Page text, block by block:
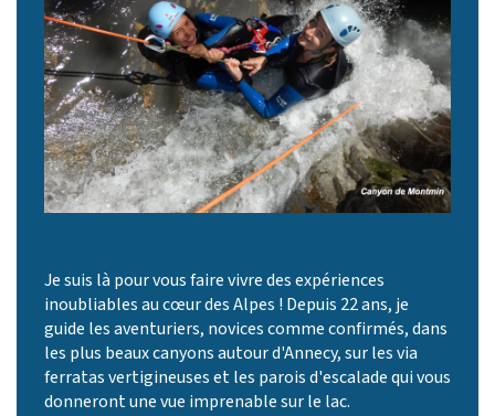
Je suis là pour vous faire vivre des expériences
inoubliables au cœur des Alpes ! Depuis 22 ans, je
guide les aventuriers, novices comme confirmés, dans
les plus beaux canyons autour d'Annecy, sur les via
ferratas vertigineuses et les parois d'escalade qui vous
donneront une vue imprenable sur le lac.